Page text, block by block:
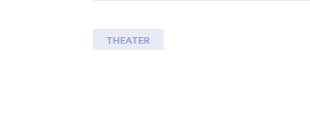
THEATER